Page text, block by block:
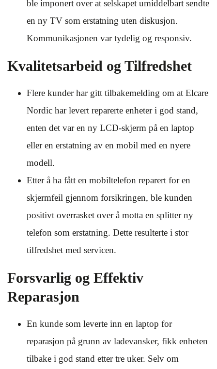
ble imponert over at selskapet umiddelbart sendte
en ny TV som erstatning uten diskusjon.
Kommunikasjonen var tydelig og responsiv.
Kvalitetsarbeid og Tilfredshet
Flere kunder har gitt tilbakemelding om at Elcare
Nordic har levert reparerte enheter i god stand,
enten det var en ny LCD-skjerm på en laptop
eller en erstatning av en mobil med en nyere
modell.
Etter å ha fått en mobiltelefon reparert for en
skjermfeil gjennom forsikringen, ble kunden
positivt overrasket over å motta en splitter ny
telefon som erstatning. Dette resulterte i stor
tilfredshet med servicen.
Forsvarlig og Effektiv
Reparasjon
En kunde som leverte inn en laptop for
reparasjon på grunn av ladevansker, fikk enheten
tilbake i god stand etter tre uker. Selv om